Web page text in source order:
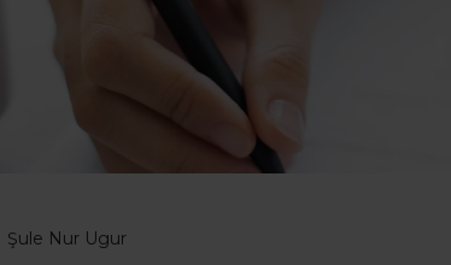
Şule Nur Ugur